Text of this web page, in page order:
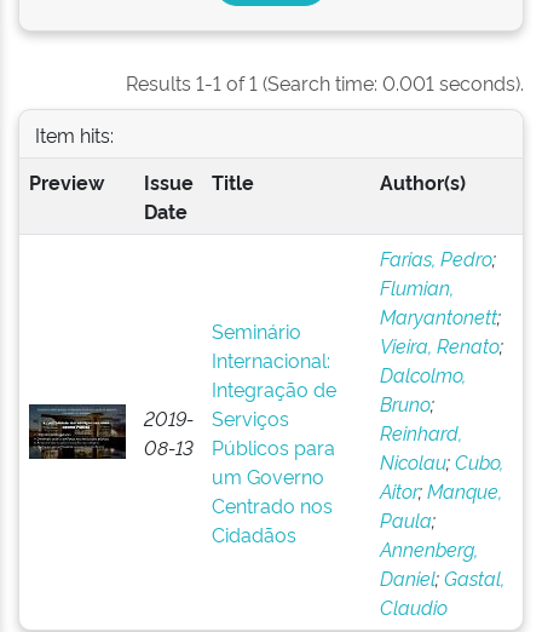
Results 1-1 of 1 (Search time: 0.001 seconds).
Item hits:
Preview
Issue
Date
Title Author(s)
2019-
08-13
Seminário
Internacional:
Integração de
Serviços
Públicos para
um Governo
Centrado nos
Cidadãos
Farias, Pedro;
Flumian,
Maryantonett;
Vieira, Renato;
Dalcolmo,
Bruno;
Reinhard,
Nicolau;Cubo,
Aitor;Manque,
Paula;
Annenberg,
Daniel;Gastal,
Claudio